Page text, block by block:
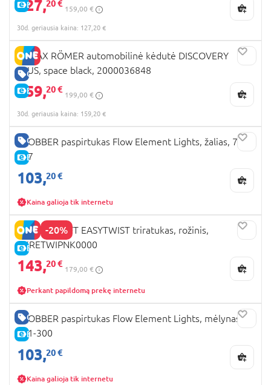
E-KAINA
127,20 €
159,00 €
30d. geriausia kaina: 127,20 €
GERA KAINA
E-KAINA
BRITAX RÖMER automobilinė kėdutė DISCOVERY
PLUS, space black, 2000036848
159,20 €
199,00 €
30d. geriausia kaina: 159,20 €
GERA KAINA
E-KAINA
GLOBBER paspirtukas Flow Element Lights, žalias, 721-
307
103,20 €
Kaina galioja tik internetu
-20%
E-KAINA
KINDERKRAFT EASYTWIST triratukas, rožinis,
KKRETWIPNK0000
143,20 €
179,00 €
Perkant papildomą prekę internetu
GERA KAINA
E-KAINA
GLOBBER paspirtukas Flow Element Lights, mėlynas,
721-300
103,20 €
Kaina galioja tik internetu